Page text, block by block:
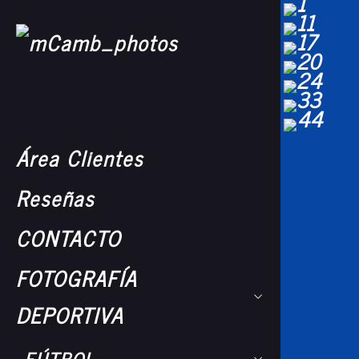
Área Clientes
Reseñas
CONTACTO
FOTOGRAFÍA
DEPORTIVA